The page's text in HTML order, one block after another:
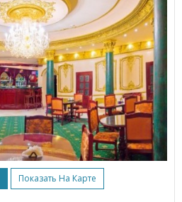
Показать На Карте